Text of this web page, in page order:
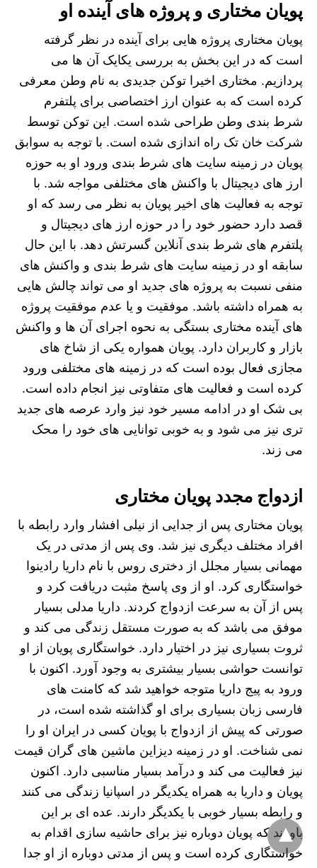
پویان مختاری و پروژه‌ های آینده او
پویان مختاری پروژه هایی برای آینده در نظر گرفته
است که در این بخش به بررسی یکایک آن ها می
پردازیم. مختاری اخیرا توکن جدیدی به نام وطن معرفی
کرده است که به عنوان ارز اختصاصی برای پلتفرم
شرط بندی وطن طراحی شده است. این توکن توسط
شرکت خان تک راه اندازی شده است. با توجه به سوابق
پویان در زمینه سایت های شرط بندی ورود او به حوزه
ارز های دیجیتال با واکنش های مختلفی مواجه شد. با
توجه به فعالیت های اخیر پویان به نظر می رسد که او
قصد دارد حضور خود را در حوزه ارز های دیجیتال و
پلتفرم های شرط بندی آنلاین گسرتش دهد. با این حال
سابقه او در زمینه سایت های شرط بندی و واکنش های
منفی نسبت به پروژه های جدید او می تواند چالش هایی
به همراه داشته باشد. موفقیت و یا عدم موفقیت پروژه
های آینده مختاری بستگی به نحوه اجرای آن ها و واکنش
بازار و کاربران دارد. پویان همواره یکی از شاخ های
مجازی فعال بوده است که در زمینه های مختلفی ورود
کرده است و فعالیت های متفاوتی نیز انجام داده است.
بی شک او در ادامه مسیر خود نیز وارد عرصه های جدید
تری نیز می شود و به خوبی توانایی های خود را محک
می زند.
ازدواج مجدد پویان مختاری
پویان مختاری پس از جدایی از نیلی افشار وارد رابطه با
افراد مختلف دیگری نیز شد. وی پس از مدتی در یک
مهمانی بسیار مجلل از دختری روس با نام داریا رادینوا
خواستگاری کرد. او از وی پاسخ مثبت دریافت کرد و
پس از آن به سرعت ازدواج کردند. داریا مدلی بسیار
موفق می باشد که به صورت مستقل زندگی می کند و
ثروت بسیاری نیز در اختیار دارد. خواستگاری پویان از او
توانست حواشی بسیار بیشتری به وجود آورد. اکنون با
ورود به پیج داریا متوجه خواهید شد که کامنت های
فارسی زبان بسیاری برای او گذاشته شده است، در
صورتی که پیش از ازدواج با پویان کسی در ایران او را
نمی شناخت. او در زمینه دیزاین ماشین های گران قیمت
نیز فعالیت می کند و درآمد بسیار مناسبی دارد. اکنون
پویان و داریا به همراه یکدیگر در اسپانیا زندگی می کنند
و رابطه بسیار خوبی با یکدیگر دارند. عده ای بر این
باورند که پویان دوباره نیز برای حاشیه سازی اقدام به
خواستگاری کرده است و پس از مدتی دوباره از او جدا